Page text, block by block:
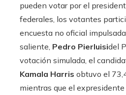
pueden votar por el
federales, los votantes
encuesta no oficial
saliente, Pedro Pierluisidel
votación simulada, el
Kamala Harris obtuvo el
mientras que el